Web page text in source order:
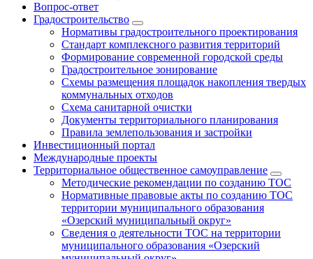
Вопрос-ответ
Градостроительство
Нормативы градостроительного проектирования
Стандарт комплексного развития территорий
Формирование современной городской среды
Градостроительное зонирование
Схемы размещения площадок накопления твердых
коммунальных отходов
Схема санитарной очистки
Документы территориального планирования
Правила землепользования и застройки
Инвестиционный портал
Международные проекты
Территориальное общественное самоуправление
Методические рекомендации по созданию ТОС
Нормативные правовые акты по созданию ТОС
территории муниципального образования
«Озерский муниципальный округ»
Сведения о деятельности ТОС на территории
муниципального образования «Озерский